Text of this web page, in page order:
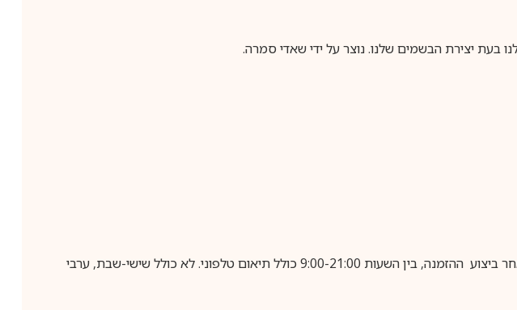
בעת יצירת הבשמים שלנו.נוצר על ידי שאדי סמרה.
בביצוע הזמנה עד השעה 10:00 בימים א-ה, קבלת המשלוח תבוצע עד חמישה ימי עסקים מיום שלאחר ביצוע ההזמנה, בין השעות 9:00-21:00 כולל תיאום טלפוני. לא כולל שישי-שבת, ערבי